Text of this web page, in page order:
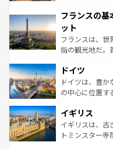
ませてくれるイ
なお、新着のイ
しい。
文化が根付くこ
れる闘牛、そし
る。首都マドリ
アートに溢れた
せる。地方によ
ンテンツ一覧を
フランスの基
ット
フランスは、世
指の観光地だ。
で、幅広い魅力
聖堂、美しい
から魅了する。
いる。シャンパ
香り高いラベン
らに、パリ以外
ドイツ
ドイツは、豊
の中心に位置す
顔を持つこの国
ルリンの文化的
してライン川沿
イギリス
イギリスは、古
トミンスター寺